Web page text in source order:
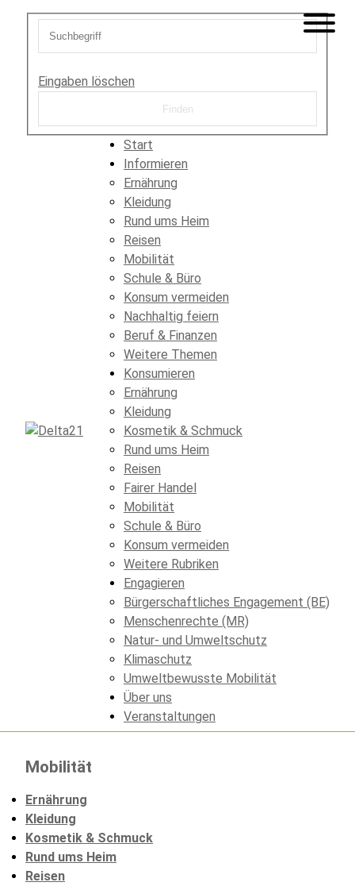
Eingaben löschen
Start
Informieren
Ernährung
Kleidung
Rund ums Heim
Reisen
Mobilität
Schule & Büro
Konsum vermeiden
Nachhaltig feiern
Beruf & Finanzen
Weitere Themen
Konsumieren
Ernährung
Kleidung
Kosmetik & Schmuck
Rund ums Heim
Reisen
Fairer Handel
Mobilität
Schule & Büro
Konsum vermeiden
Weitere Rubriken
Engagieren
Bürgerschaftliches Engagement (BE)
Menschenrechte (MR)
Natur- und Umweltschutz
Klimaschutz
Umweltbewusste Mobilität
Über uns
Veranstaltungen
Mobilität
Ernährung
Kleidung
Kosmetik & Schmuck
Rund ums Heim
Reisen